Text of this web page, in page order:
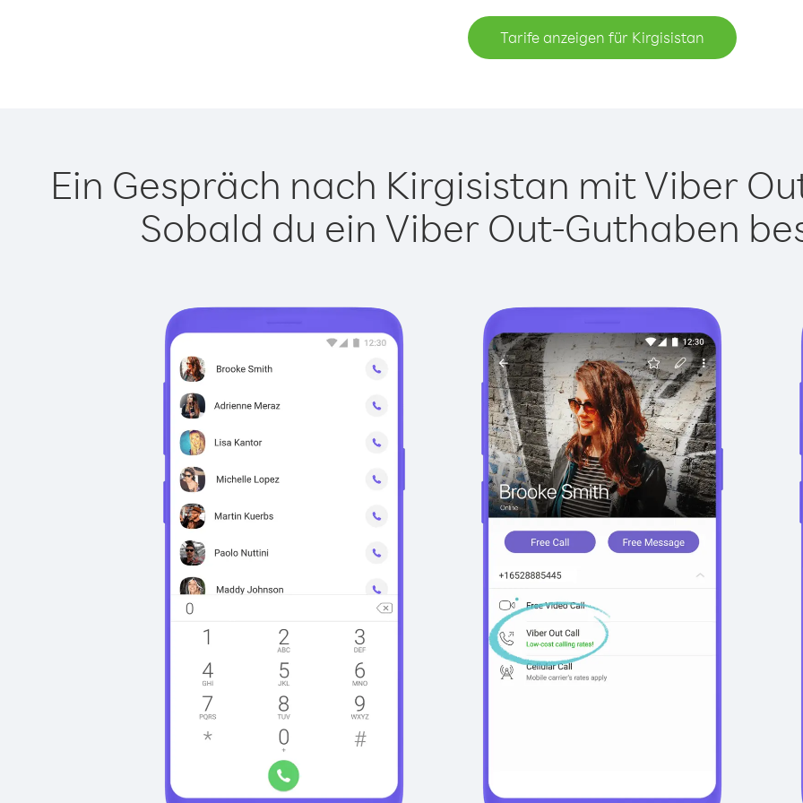
Tarife anzeigen für Kirgisistan
Ein Gespräch nach Kirgisistan mit Viber
Sobald du ein Viber Out-Guthaben